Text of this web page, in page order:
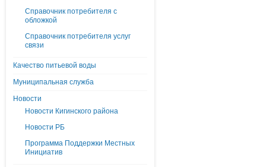
Справочник потребителя с
обложкой
Справочник потребителя услуг
связи
Качество питьевой воды
Муниципальная служба
Новости
Новости Кигинского района
Новости РБ
Программа Поддержки Местных
Инициатив